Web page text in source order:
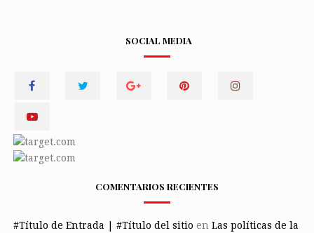
SOCIAL MEDIA
COMENTARIOS RECIENTES
#Título de Entrada | #Título del sitio en Las políticas de la